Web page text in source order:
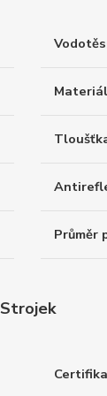
Průměr
Strojek